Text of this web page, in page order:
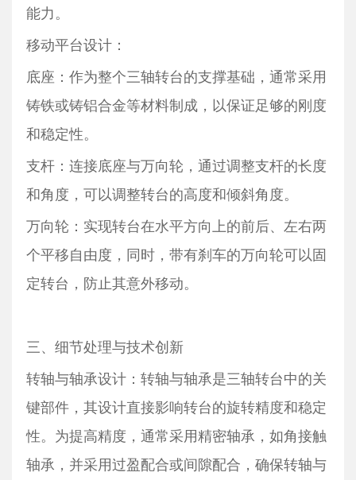
能力。
移动平台设计：
底座：作为整个三轴转台的支撑基础，通常采用
铸铁或铸铝合金等材料制成，以保证足够的刚度
和稳定性。
支杆：连接底座与万向轮，通过调整支杆的长度
和角度，可以调整转台的高度和倾斜角度。
万向轮：实现转台在水平方向上的前后、左右两
个平移自由度，同时，带有刹车的万向轮可以固
定转台，防止其意外移动。
三、细节处理与技术创新
转轴与轴承设计：转轴与轴承是三轴转台中的关
键部件，其设计直接影响转台的旋转精度和稳定
性。为提高精度，通常采用精密轴承，如角接触
轴承，并采用过盈配合或间隙配合，确保转轴与